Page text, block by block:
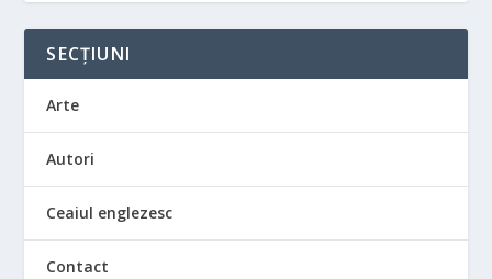
SECȚIUNI
Arte
Autori
Ceaiul englezesc
Contact